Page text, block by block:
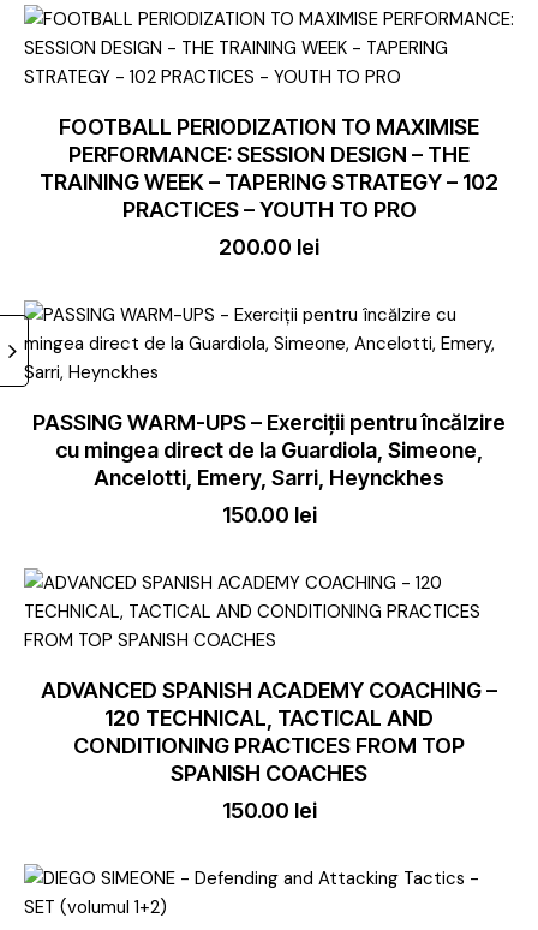
FOOTBALL PERIODIZATION TO MAXIMISE
PERFORMANCE: SESSION DESIGN – THE
TRAINING WEEK – TAPERING STRATEGY – 102
PRACTICES – YOUTH TO PRO
200.00 lei
PASSING WARM-UPS – Exerciții pentru încălzire
cu mingea direct de la Guardiola, Simeone,
Ancelotti, Emery, Sarri, Heynckhes
150.00 lei
ADVANCED SPANISH ACADEMY COACHING –
120 TECHNICAL, TACTICAL AND
CONDITIONING PRACTICES FROM TOP
SPANISH COACHES
150.00 lei